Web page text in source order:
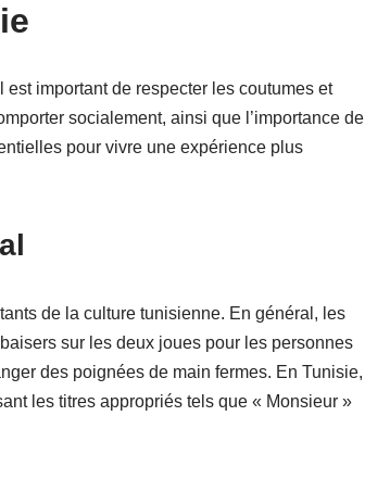
important de respecter les coutumes et
socialement, ainsi que l’importance de
pour vivre une expérience plus
de la culture tunisienne. En général, les
sur les deux joues pour les personnes
des poignées de main fermes. En Tunisie,
les titres appropriés tels que « Monsieur »